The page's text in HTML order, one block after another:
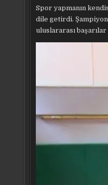
Spor yapmanın
dile getirdi.
uluslararası